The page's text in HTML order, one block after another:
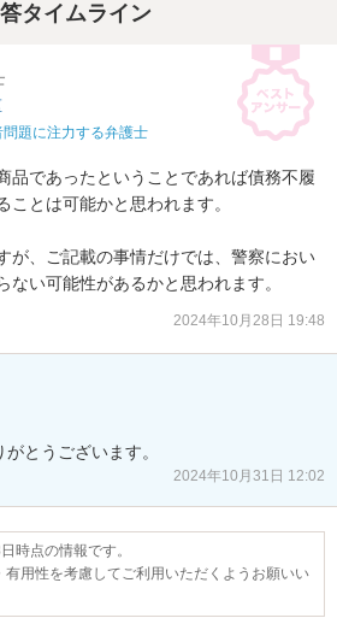
タイムライン
題に注力する弁護士
品であったということであれば債務不履
とは可能かと思われます。
が、ご記載の事情だけでは、警察におい
ない可能性があるかと思われます。
2024年10月28日 19:48
とうございます。
2024年10月31日 12:02
時点の情報です。
有用性を考慮してご利用いただくようお願いい